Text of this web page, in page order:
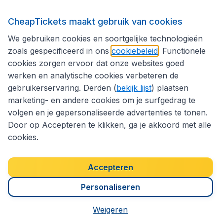
Volg CheapTickets.nl
Privacybeleid
Copyright © 2026
CheapTickets maakt gebruik van cookies
We gebruiken cookies en soortgelijke technologieën
zoals gespecificeerd in ons cookiebeleid . Functionele
cookies zorgen ervoor dat onze websites goed
werken en analytische cookies verbeteren de
gebruikerservaring. Derden (bekijk lijst) plaatsen
marketing- en andere cookies om je surfgedrag te
volgen en je gepersonaliseerde advertenties te tonen.
Door op Accepteren te klikken, ga je akkoord met alle
cookies.
Accepteren
Personaliseren
Weigeren